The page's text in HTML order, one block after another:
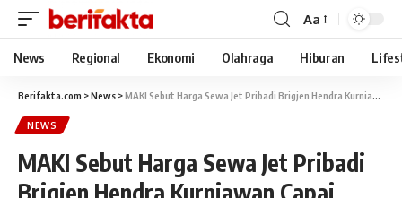
Aa
News Regional Ekonomi Olahraga Hiburan
Berifakta.com >News >MAKI Sebut Harga Sewa Jet Pribadi Brigjen Hendra Kurniawan Capai Setengah Miliar Rupiah!
NEWS
MAKI Sebut Harga Sewa Jet Pribadi